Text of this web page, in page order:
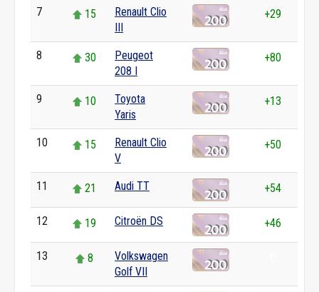
7 15
Renault Clio
III
+29
8 30
Peugeot
208 I
+80
9 10
Toyota
Yaris
+13
10 15
Renault Clio
V
+50
11 21 Audi TT +54
12 19 Citroën DS +46
13 8
Volkswagen
Golf VII